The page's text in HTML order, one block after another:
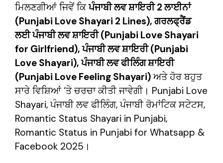
ਮਿਲਣਗੀਆਂ ਜਿਵੇਂ ਕਿਪੰਜਾਬੀ ਲਵ ਸ਼ਾਇਰੀ 2 ਲਾਈਨਾਂ
(Punjabi Love Shayari 2 Lines), ਗਰਲਫ੍ਰੈਂਡ
ਲਈ ਪੰਜਾਬੀ ਲਵ ਸ਼ਾਇਰੀ (Punjabi Love Shayari
for Girlfriend), ਪੰਜਾਬੀ ਲਵ ਸ਼ਾਇਰੀ (Punjabi
Love Shayari), ਪੰਜਾਬੀ ਲਵ ਫੀਲਿੰਗ ਸ਼ਾਇਰੀ
(Punjabi Love Feeling Shayari)ਅਤੇ ਹੋਰ ਬਹੁਤ
ਸਾਰੇ ਵਿਸ਼ਿਆਂ ‘ਤੇ ਚਰਚਾ ਕੀਤੀ ਜਾਵੇਗੀ। Punjabi Love
Shayari, ਪੰਜਾਬੀ ਲਵ ਫੀਲਿੰਗ, ਪੰਜਾਬੀ ਰੋਮਾਂਟਿਕ ਸਟੇਟਸ,
Romantic Status Shayari in Punjabi,
Romantic Status in Punjabi for Whatsapp &
Facebook 2025।